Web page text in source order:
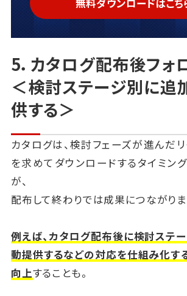
5．カタログ配布後フォ
＜検討ステージ別に追
供する＞
カタログは、検討フェーズが進んだ
を求めてダウンロードするタイミン
が、
配布して終わりでは成果につながりま
例えば、カタログ配布後に検討ステ
動提供するなどの対応を仕組み化す
向上することも。